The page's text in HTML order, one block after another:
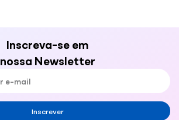
Inscreva-se em
nossa Newsletter
Inscrever